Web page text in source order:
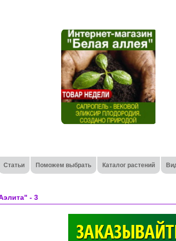
Статьи Поможем выбрать Каталог растений
- 3